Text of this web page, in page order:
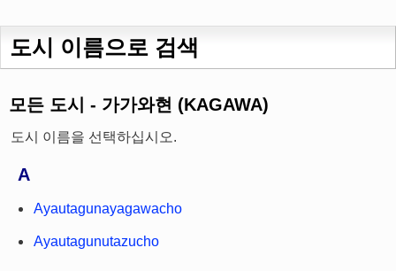
도시 이름으로 검색
모든 도시 - 가가와현 (KAGAWA)
도시 이름을 선택하십시오.
A
Ayautagunayagawacho
Ayautagunutazucho